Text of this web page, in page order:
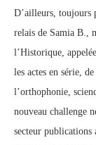
D’ailleurs, toujours
relais de Samia B.,
l’Historique,
les actes en série,
l’orthophonie,
nouveau challenge
secteur publications